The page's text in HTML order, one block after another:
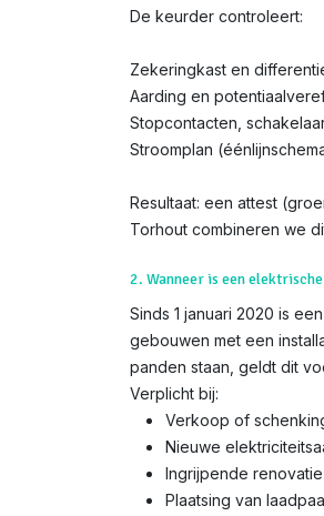
De keurder controleert:
Zekeringkast en
Aarding en
Stopcontacten,
Stroomplan
Resultaat: een attest
Torhout combineren we
2. Wanneer is een
Sinds 1 januari 2020 is
gebouwen met een
panden staan, geldt dit
Verplicht bij:
Verkoop of
Nieuwe
Ingrijpende
Plaatsing van